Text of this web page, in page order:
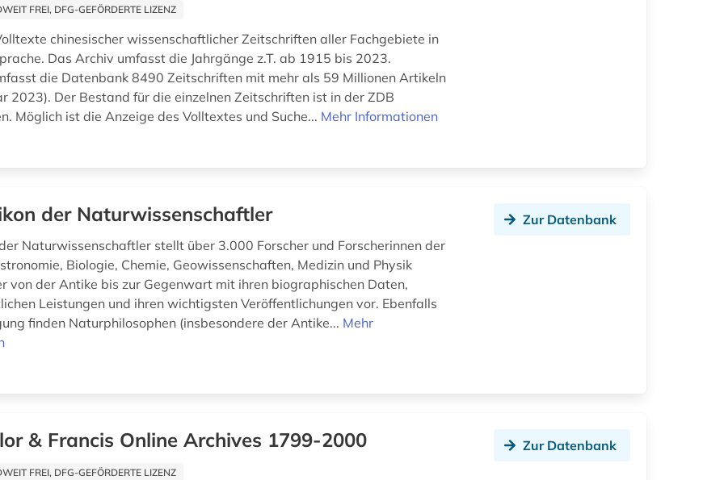
FREI, DFG-GEFÖRDERTE LIZENZ
chinesischer wissenschaftlicher Zeitschriften aller Fachgebiete in
Das Archiv umfasst die Jahrgänge z.T. ab 1915 bis 2023.
die Datenbank 8490 Zeitschriften mit mehr als 59 Millionen Artikeln
2023). Der Bestand für die einzelnen Zeitschriften ist in der ZDB
Möglich ist die Anzeige des Volltextes und Suche... Mehr Informationen
der Naturwissenschaftler
Naturwissenschaftler stellt über 3.000 Forscher und Forscherinnen der
Biologie, Chemie, Geowissenschaften, Medizin und Physik
von der Antike bis zur Gegenwart mit ihren biographischen Daten,
Leistungen und ihren wichtigsten Veröffentlichungen vor. Ebenfalls
finden Naturphilosophen (insbesondere der Antike... Mehr
Zur Datenbank
& Francis Online Archives 1799-2000
FREI, DFG-GEFÖRDERTE LIZENZ
Zur Datenbank